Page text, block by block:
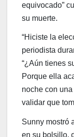
equivocado”
su muerte.
“Hiciste la
periodista
“¿Aún tienes
Porque ella
noche con
validar que
Sunny mostró
en su bolsillo,